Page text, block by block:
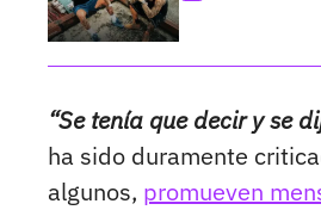
“Se tenía que decir y se
ha sido duramente
algunos, promueven